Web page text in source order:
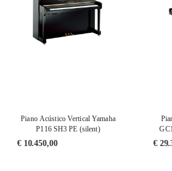
Piano Acústico Vertical Yamaha
P116 SH3 PE (silent)
€10.450,00 €